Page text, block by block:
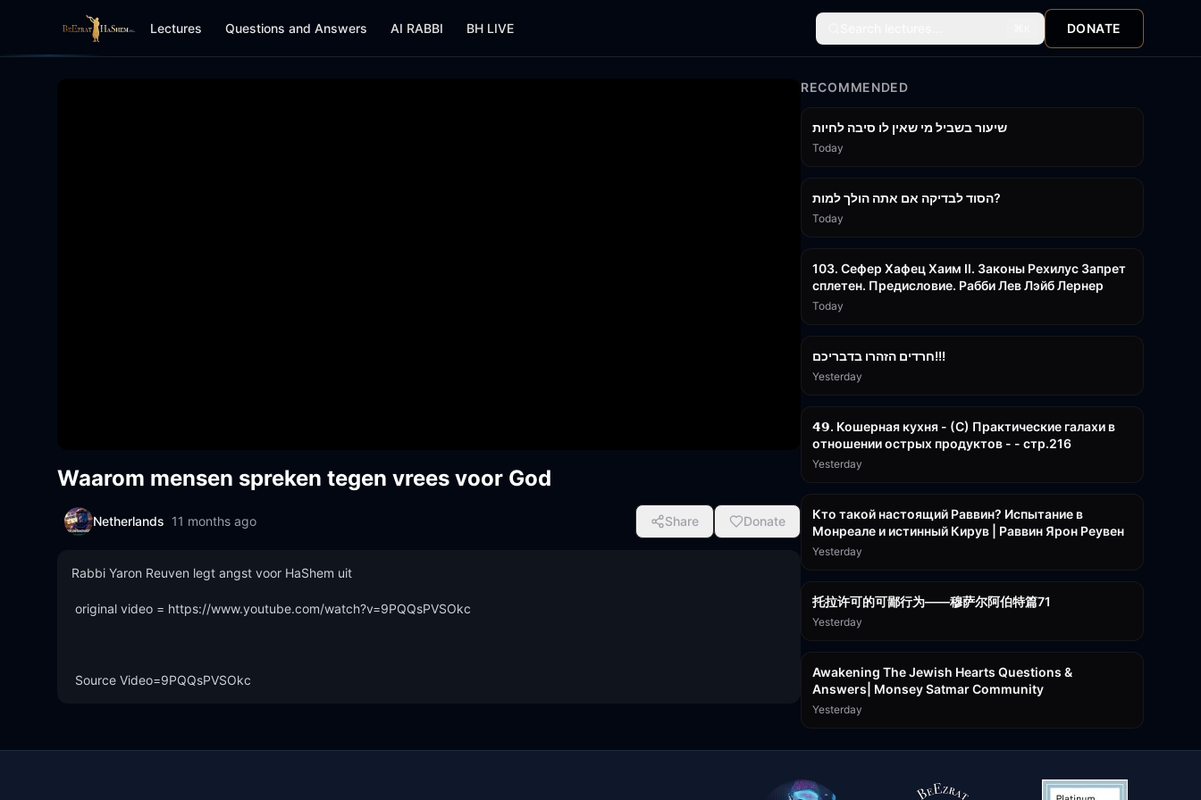
Lectures Questions and Answers AI RABBI BH LIVE DONATE
Waarom mensen spreken tegen vrees voor God
Netherlands 11 months ago Share Donate
Rabbi Yaron Reuven legt angst voor HaShem uit
Source Video=9PQQsPVSOkc
RECOMMENDED
שיעור בשביל מי שאין לו סיבה לחיות
Today
הסוד לבדיקה אם אתה הולך למות?
Today
103. Сефер Хафец Хаим II. Законы Рехилус Запрет
сплетен. Предисловие. Рабби Лев Лэйб Лернер
Today
חרדים הזהרו בדבריכם!!!
Yesterday
𝟰𝟵. Кошерная кухня - (С) Практические галахи в
отношении острых продуктов - - стр.216
Yesterday
Кто такой настоящий Раввин? Испытание в
Монреале и истинный Кирув | Раввин Ярон Реувен
Yesterday
托拉许可的可鄙行为——穆萨尔阿伯特篇71
Yesterday
Awakening The Jewish Hearts Questions &
Answers| Monsey Satmar Community
Yesterday